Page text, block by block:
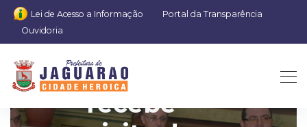
Lei de Acesso a Informação
Portal da Transparência
Ouvidoria
Favio
recebe